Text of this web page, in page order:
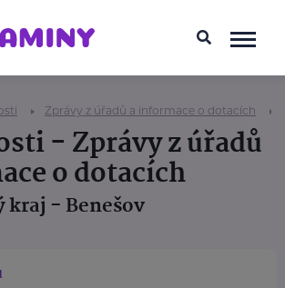
Zprávy z úřadů a informace o dotacích
- Zprávy z úřadů
o dotacích
kraj - Benešov